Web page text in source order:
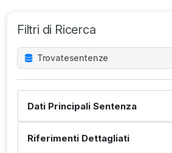
Filtri di Ricerca
Trovatesentenze
Dati Principali Sentenza
Riferimenti Dettagliati